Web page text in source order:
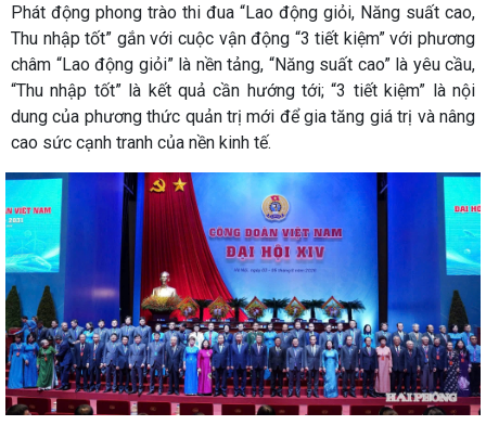
Phát động phong trào thi đua “Lao động giỏi, Năng suất cao,
Thu nhập tốt” gắn với cuộc vận động “3 tiết kiệm” với phương
châm “Lao động giỏi” là nền tảng, “Năng suất cao” là yêu cầu,
“Thu nhập tốt” là kết quả cần hướng tới; “3 tiết kiệm” là nội
dung của phương thức quản trị mới để gia tăng giá trị và nâng
cao sức cạnh tranh của nền kinh tế.